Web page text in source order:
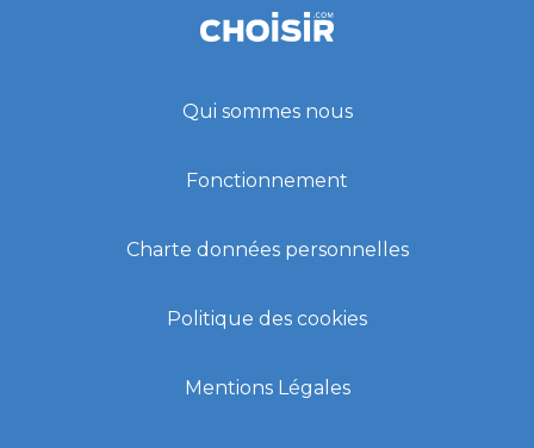
Qui sommes nous
Fonctionnement
Charte données personnelles
Politique des cookies
Mentions Légales